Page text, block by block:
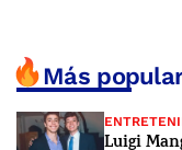
Más
Luigi